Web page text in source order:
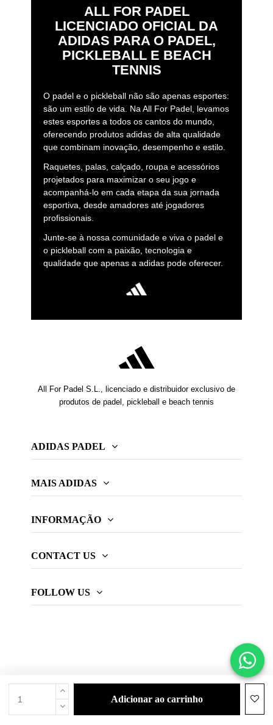
adicionar ao carrinho
ALL FOR PADEL
LICENCIADO OFICIAL DA
ADIDAS PARA O PADEL,
PICKLEBALL E BEACH
TENNIS
O padel e o pickleball não são apenas esportes:
são um estilo de vida. Na All For Padel, levamos
estes esportes a todos os cantos do mundo,
oferecendo produtos adidas de alta qualidade
que combinam inovação, desempenho e estilo.
Raquetes, palas, calçado, roupa e acessórios
projetados para maximizar o seu jogo e
acompanhá-lo em cada etapa da sua jornada
esportiva, desde amadores até jogadores
profissionais.
Junte-se à nossa comunidade e viva o padel e
o pickleball com a paixão, tecnologia e
qualidade que apenas a adidas pode oferecer.
All For Padel S.L., licenciado e distribuidor exclusivo de
produtos de padel, pickleball e beach tennis
ADIDAS PADEL
MAIS ADIDAS
INFORMAÇÃO
CONTACT US
FOLLOW US
© 2026 Web oficial adidas Padel.